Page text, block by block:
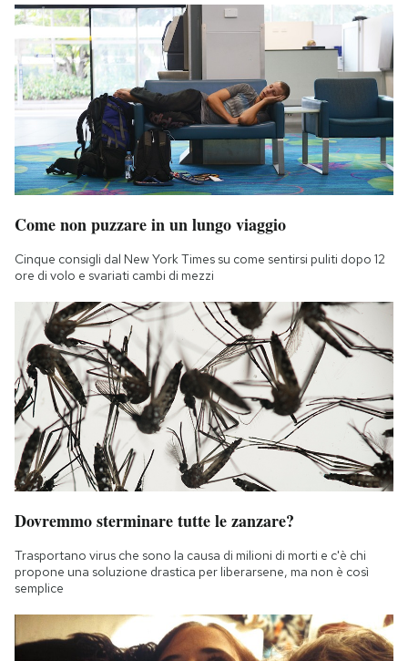
Come non puzzare in un lungo viaggio
Cinque consigli dal New York Times su come sentirsi puliti dopo 12
ore di volo e svariati cambi di mezzi
Dovremmo sterminare tutte le zanzare?
Trasportano virus che sono la causa di milioni di morti e c'è chi
propone una soluzione drastica per liberarsene, ma non è così
semplice